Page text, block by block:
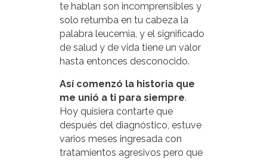
te hablan son incomprensibles y
solo retumba en tu cabeza la
palabra leucemia, y el significado
de salud y de vida tiene un valor
hasta entonces desconocido.
Así comenzó la historia que
me unió a ti para siempre.
Hoy quisiera contarte que
después del diagnóstico, estuve
varios meses ingresada con
tratamientos agresivos pero que